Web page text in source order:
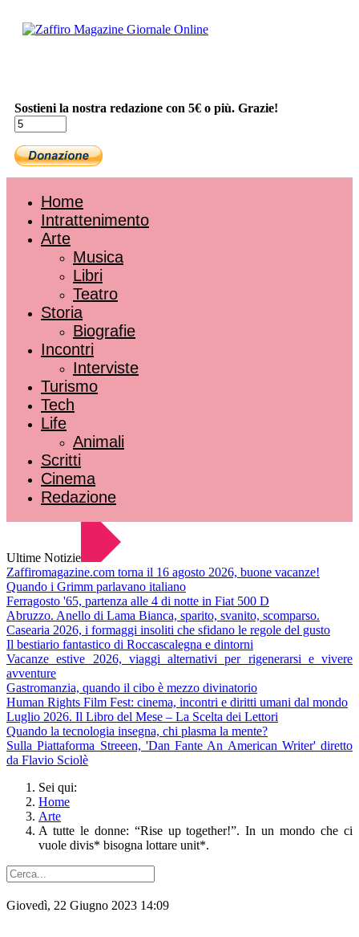
Sostieni la nostra redazione con 5€ o più. Grazie!
Home
Intrattenimento
Arte
Musica
Libri
Teatro
Storia
Biografie
Incontri
Interviste
Turismo
Tech
Life
Animali
Scritti
Cinema
Redazione
Ultime Notizie
Zaffiromagazine.com torna il 16 agosto 2026, buone vacanze!
Quando i Grimm parlavano italiano
Ferragosto '65, partenza alle 4 di notte in Fiat 500 D
Abruzzo. Anello di Lama Bianca, sparito, svanito, scomparso.
Casearia 2026, i formaggi insoliti che sfidano le regole del gusto
Il bestiario fantastico di Roccascalegna e dintorni
Vacanze estive 2026, viaggi alternativi per rigenerarsi e vivere
avventure
Gastromanzia, quando il cibo è mezzo divinatorio
Human Rights Film Fest: cinema, incontri e diritti umani dal mondo
Luglio 2026. Il Libro del Mese – La Scelta dei Lettori
Quando la tecnologia insegna, chi plasma la mente?
Sulla Piattaforma Streeen, 'Dan Fante An American Writer' diretto
da Flavio Sciolè
Sei qui:
Home
Arte
A tutte le donne: “Rise up together!”. In un mondo che ci
vuole divis* bisogna lottare unit*.
Giovedì, 22 Giugno 2023 14:09